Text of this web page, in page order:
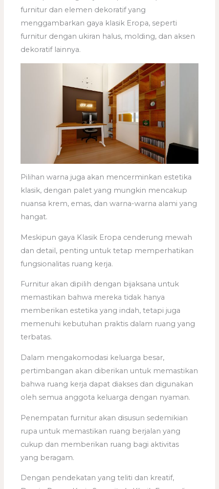
furnitur dan elemen dekoratif yang
menggambarkan gaya klasik Eropa, seperti
furnitur dengan ukiran halus, molding, dan aksen
dekoratif lainnya.
Pilihan warna juga akan mencerminkan estetika
klasik, dengan palet yang mungkin mencakup
nuansa krem, emas, dan warna-warna alami yang
hangat.
Meskipun gaya Klasik Eropa cenderung mewah
dan detail, penting untuk tetap memperhatikan
fungsionalitas ruang kerja.
Furnitur akan dipilih dengan bijaksana untuk
memastikan bahwa mereka tidak hanya
memberikan estetika yang indah, tetapi juga
memenuhi kebutuhan praktis dalam ruang yang
terbatas.
Dalam mengakomodasi keluarga besar,
pertimbangan akan diberikan untuk memastikan
bahwa ruang kerja dapat diakses dan digunakan
oleh semua anggota keluarga dengan nyaman.
Penempatan furnitur akan disusun sedemikian
rupa untuk memastikan ruang berjalan yang
cukup dan memberikan ruang bagi aktivitas
yang beragam.
Dengan pendekatan yang teliti dan kreatif,